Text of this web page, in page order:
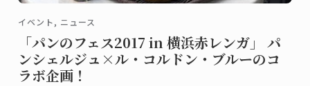
イベント, ニュース
「パンのフェス2017 in 横浜赤レンガ」 パ
ンシェルジュ×ル・コルドン・ブルーのコ
ラボ企画！